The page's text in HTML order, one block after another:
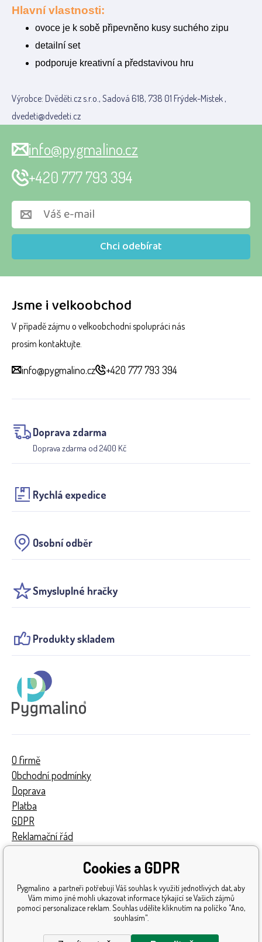
Hlavní vlastnosti:
ovoce je k sobě připevněno kusy suchého zipu
detailní set
podporuje kreativní a představivou hru
Výrobce: Dvěděti.cz s.r.o., Sadová 618, 738 01 Frýdek-Místek ,
dvedeti@dvedeti.cz
Jsme i velkoobchod
V případě zájmu o velkoobchodní spolupráci nás
prosím kontaktujte.
info@pygmalino.cz +420 777 793 394
Doprava zdarma
Doprava zdarma od 2400 Kč
Rychlá expedice
Osobní odběr
Smysluplné hračky
Produkty skladem
Chci odebírat
info@pygmalino.cz
+420 777 793 394
O firmě
Obchodní podmínky
Doprava
Platba
GDPR
Reklamační řád
Získaná ocenění
Katalog hraček
Mapa stránek
Cookies a GDPR
Pygmalino a partneři potřebují Váš souhlas k využití jednotlivých dat, aby
Vám mimo jiné mohli ukazovat informace týkající se Vašich zájmů
pomocí personalizace reklam. Souhlas udělíte kliknutím na políčko "Ano,
souhlasím".